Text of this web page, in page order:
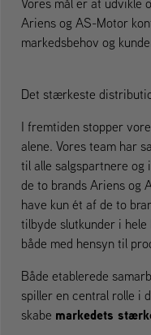
Vores mål er at udvikle
Ariens og AS-Motor
markedsbehov og
Det stærkeste
I fremtiden stopper
alene. Vores team har
til alle salgspartnere
de to brands Ariens og
have kun ét af de to
tilbyde slutkunder i
både med hensyn til
Både etablerede
spiller en central rolle i
skabe markedets